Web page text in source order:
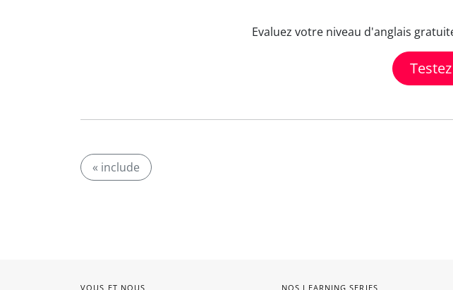
Evaluez votre niveau d'anglais
« include
VOUS ET NOUS NOS LEARNING SERIES